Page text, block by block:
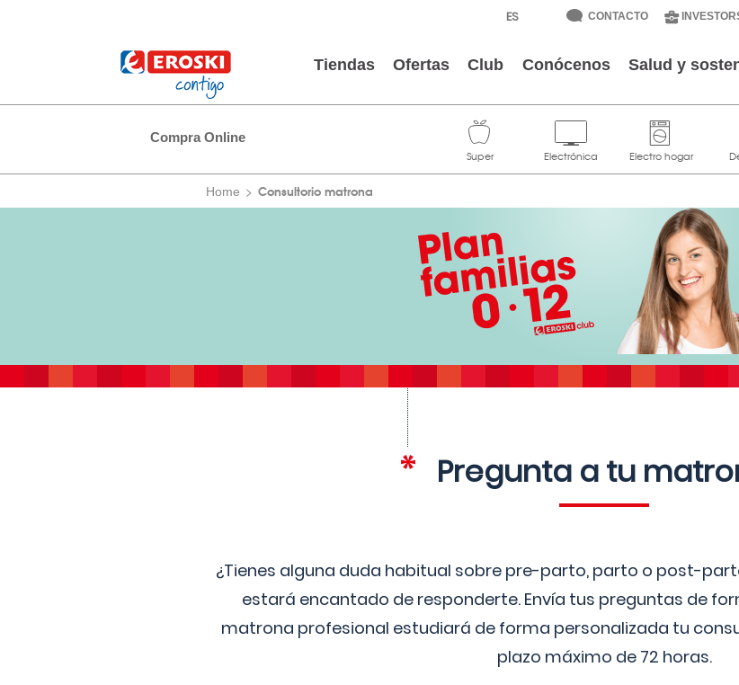
CONTACTO
Tiendas Ofertas Club Conócenos Salud y
Compra Online
Home Consultorio matrona
Pregunta a tu
¿Tienes alguna duda habitual sobre pre-parto, parto o post-
estará encantado de responderte. Envía tus preguntas de
matrona profesional estudiará de forma personalizada tu
plazo máximo de 72 horas.